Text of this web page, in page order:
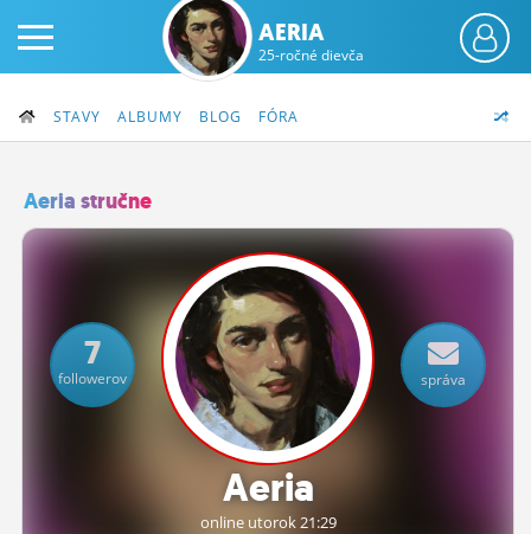
PRIHLÁS SA
ČINŽIAK
FÓRUM
STATUSY
AERIA
25-ročné dievča
STAVY ALBUMY BLOG FÓRA
Aeria stručne
Aeria
online utorok 21:29
7
followerov správa